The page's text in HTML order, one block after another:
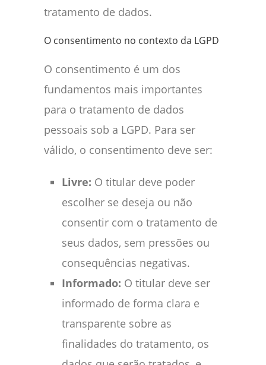
tratamento de dados.
O consentimento no contexto da LGPD
O consentimento é um dos
fundamentos mais importantes
para o tratamento de dados
pessoais sob a LGPD. Para ser
válido, o consentimento deve ser:
Livre: O titular deve poder
escolher se deseja ou não
consentir com o tratamento de
seus dados, sem pressões ou
consequências negativas.
Informado: O titular deve ser
informado de forma clara e
transparente sobre as
finalidades do tratamento, os